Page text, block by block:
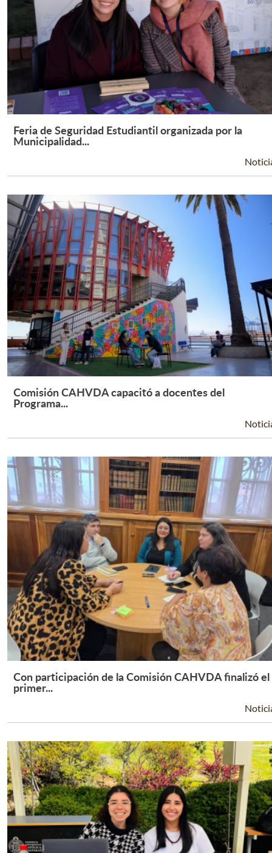
Leer Más +
Feria de Seguridad Estudiantil organizada por la
Municipalidad...
Leer Más +
Comisión CAHVDA capacitó a docentes del
Programa...
Leer Más +
Con participación de la Comisión CAHVDA finalizó el
primer...